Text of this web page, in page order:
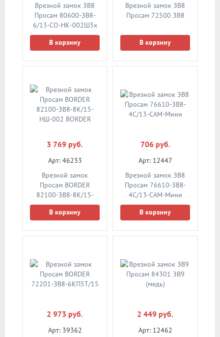
Врезной замок ЗВ8
Просам 80600-ЗВ8-
6/13-СО-НК-002Ш3x
В корзину
Врезной замок ЗВ8
Просам 72500 ЗВ8
В корзину
3 769 руб.
Арт: 46233
Врезной замок
Просам BORDER
82100-ЗВ8-8К/15-
НШ-002 BORDER
В корзину
706 руб.
Арт: 12447
Врезной замок ЗВ8
Просам 76610-ЗВ8-
4С/13-САМ-Мини
В корзину
2 973 руб.
Арт: 39362
2 449 руб.
Арт: 12462